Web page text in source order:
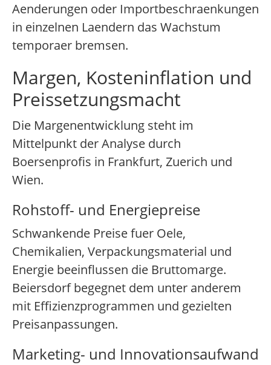
Aenderungen oder Importbeschraenkungen
in einzelnen Laendern das Wachstum
temporaer bremsen.
Margen, Kosteninflation und
Preissetzungsmacht
Die Margenentwicklung steht im
Mittelpunkt der Analyse durch
Boersenprofis in Frankfurt, Zuerich und
Wien.
Rohstoff- und Energiepreise
Schwankende Preise fuer Oele,
Chemikalien, Verpackungsmaterial und
Energie beeinflussen die Bruttomarge.
Beiersdorf begegnet dem unter anderem
mit Effizienzprogrammen und gezielten
Preisanpassungen.
Marketing- und Innovationsaufwand